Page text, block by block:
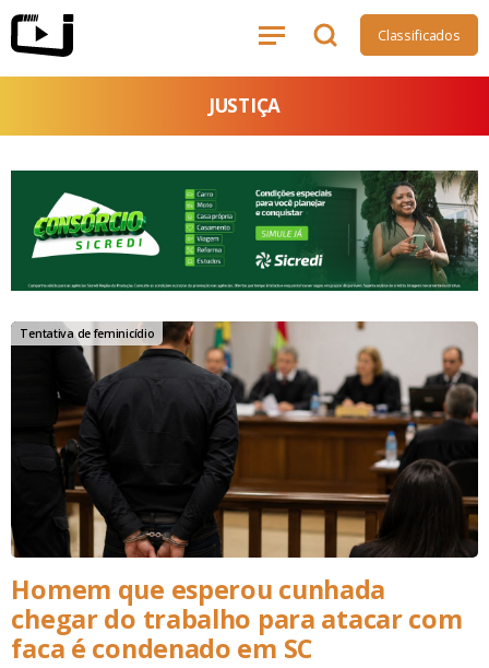
Classificados
JUSTIÇA
Justiça - Canal Ideal
Tentativa de feminicídio
Homem que esperou cunhada
chegar do trabalho para atacar com
faca é condenado em SC